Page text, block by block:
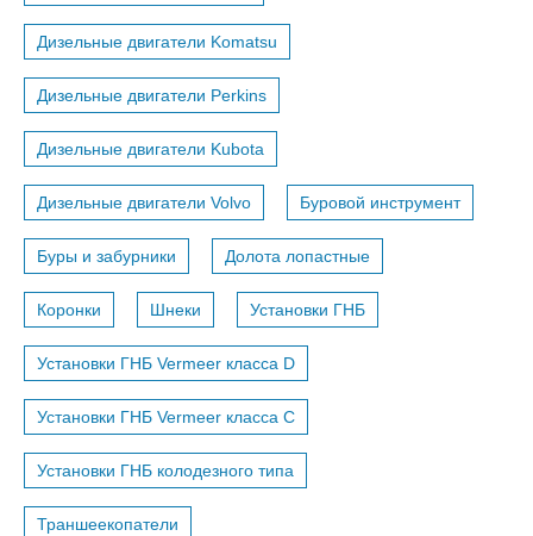
Дизельные двигатели Komatsu
Дизельные двигатели Perkins
Дизельные двигатели Kubota
Дизельные двигатели Volvo Буровой инструмент
Буры и забурники Долота лопастные
Коронки Шнеки Установки ГНБ
Установки ГНБ Vermeer класса D
Установки ГНБ Vermeer класса С
Установки ГНБ колодезного типа
Траншеекопатели